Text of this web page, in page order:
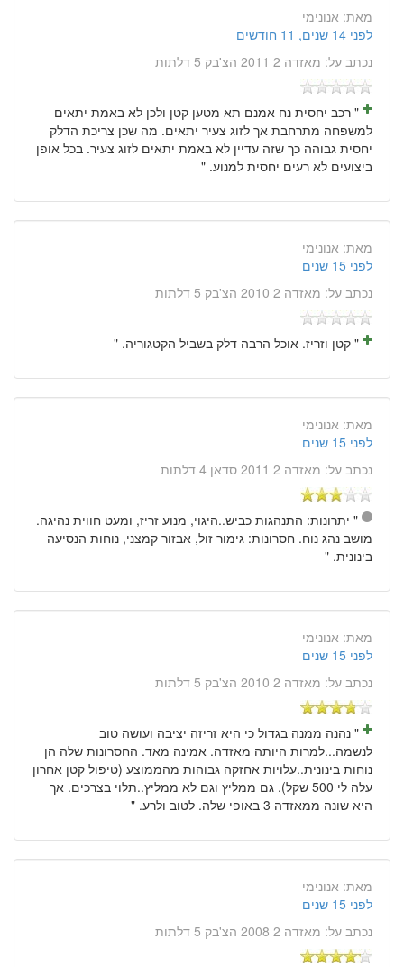
מאת: אנונימי
לפני 14 שנים, 11 חודשים
נכתב על: מאזדה 2 2011 הצ'בק 5 דלתות
" רכב יחסית נח אמנם תא מטען קטן ולכן לא באמת יתאים
למשפחה מתרחבת אך לזוג צעיר יתאים. מה שכן צריכת הדלק
יחסית גבוהה כך שזה עדיין לא באמת יתאים לזוג צעיר. בכל אופן
ביצועים לא רעים יחסית למנוע. "
מאת: אנונימי
לפני 15 שנים
נכתב על: מאזדה 2 2010 הצ'בק 5 דלתות
" קטן וזריז. אוכל הרבה דלק בשביל הקטגוריה. "
מאת: אנונימי
לפני 15 שנים
נכתב על: מאזדה 2 2011 סדאן 4 דלתות
" יתרונות: התנהגות כביש..היגוי, מנוע זריז, ומעט חווית נהיגה.
מושב נהג נוח. חסרונות: גימור זול, אבזור קמצני, נוחות הנסיעה
בינונית. "
מאת: אנונימי
לפני 15 שנים
נכתב על: מאזדה 2 2010 הצ'בק 5 דלתות
" נהנה ממנה בגדול כי היא זריזה יציבה ועושה טוב
לנשמה...למרות היותה מאזדה. אמינה מאד. החסרונות שלה הן
נוחות בינונית..עלויות אחזקה גבוהות מהממוצע (טיפול קטן אחרון
עלה לי 500 שקל). גם ממליץ וגם לא ממליץ..תלוי בצרכים. אך
היא שונה ממאזדה 3 באופי שלה. לטוב ולרע. "
מאת: אנונימי
לפני 15 שנים
נכתב על: מאזדה 2 2008 הצ'בק 5 דלתות